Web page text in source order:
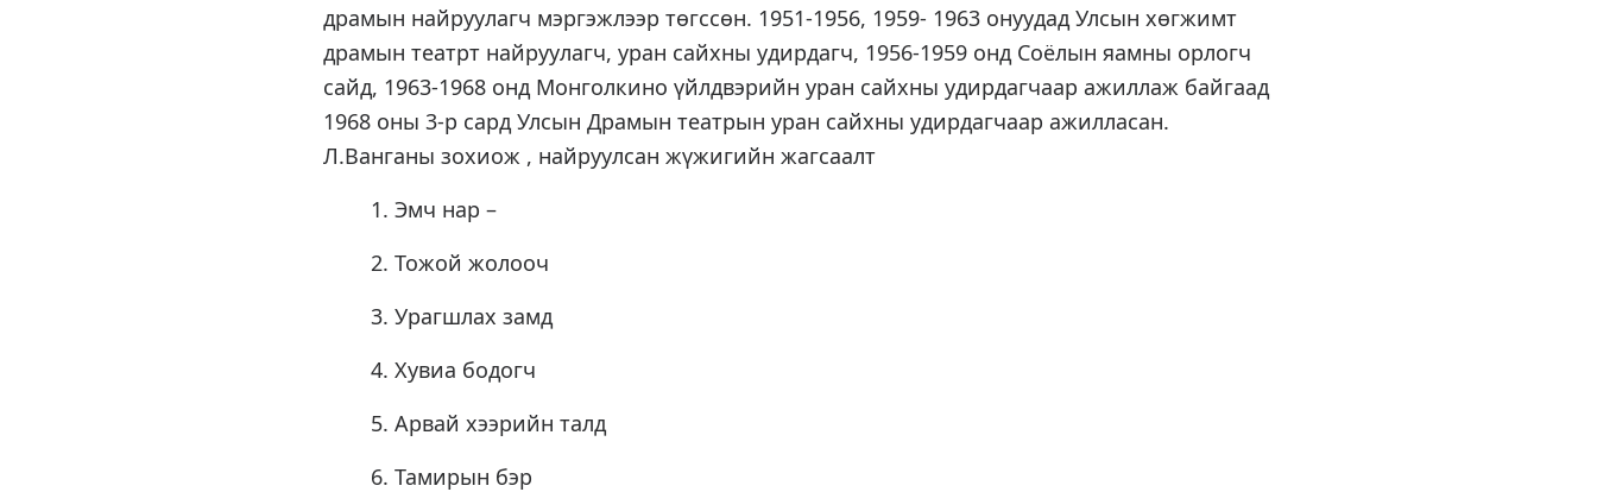
драмын найруулагч мэргэжлээр төгссөн. 1951-1956, 1959- 1963 онуудад Улсын хөгжимт
драмын театрт найруулагч, уран сайхны удирдагч, 1956-1959 онд Соёлын яамны орлогч
сайд, 1963-1968 онд Монголкино үйлдвэрийн уран сайхны удирдагчаар ажиллаж байгаад
1968 оны 3-р сард Улсын Драмын театрын уран сайхны удирдагчаар ажилласан.
Л.Ванганы зохиож , найруулсан жүжигийн жагсаалт
1. Эмч нар –
2. Тожой жолооч
3. Урагшлах замд
4. Хувиа бодогч
5. Арвай хээрийн талд
6. Тамирын бэр